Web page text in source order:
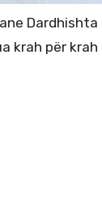
krah për